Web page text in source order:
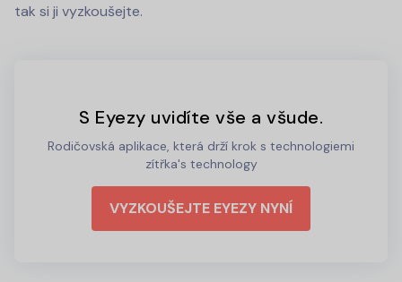
tak si ji vyzkoušejte.
S Eyezy uvidíte vše a všude.
Rodičovská aplikace, která drží krok s technologiemi
zítřka's technology
VYZKOUŠEJTE EYEZY NYNÍ